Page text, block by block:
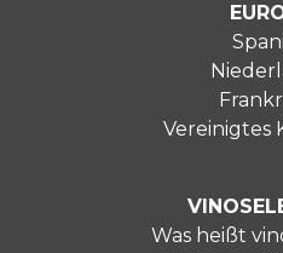
Vereinigtes
Was heißt